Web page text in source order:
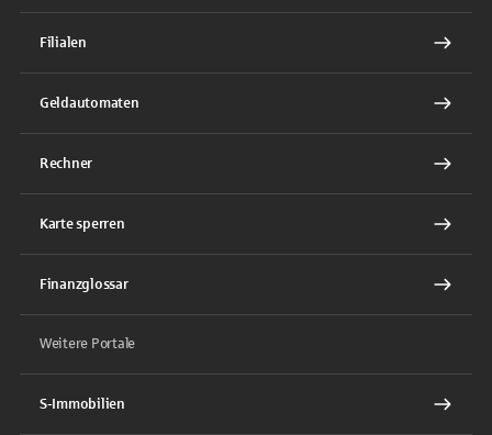
Filialen
Geldautomaten
Rechner
Karte sperren
Finanzglossar
Weitere Portale
S-Immobilien